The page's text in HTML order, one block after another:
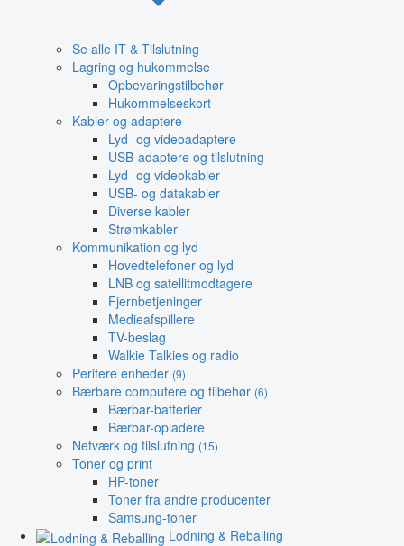
Se alle IT & Tilslutning
Lagring og hukommelse
Opbevaringstilbehør
Hukommelseskort
Kabler og adaptere
Lyd- og videoadaptere
USB-adaptere og tilslutning
Lyd- og videokabler
USB- og datakabler
Diverse kabler
Strømkabler
Kommunikation og lyd
Hovedtelefoner og lyd
LNB og satellitmodtagere
Fjernbetjeninger
Medieafspillere
TV-beslag
Walkie Talkies og radio
Perifere enheder (9)
Bærbare computere og tilbehør (6)
Bærbar-batterier
Bærbar-opladere
Netværk og tilslutning (15)
Toner og print
HP-toner
Toner fra andre producenter
Samsung-toner
Lodning & Reballing